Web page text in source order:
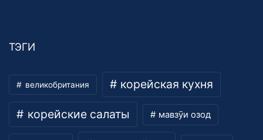
ТЭГИ
великобритания корейская кухня
корейские салаты мавзӯи озод